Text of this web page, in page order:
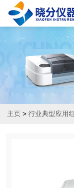
主页 > 行业典型应用